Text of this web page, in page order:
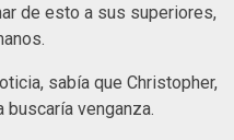
de esto a sus superiores,
sabía que Christopher,
venganza.